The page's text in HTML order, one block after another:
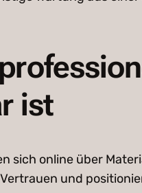
ist
sich online über
und